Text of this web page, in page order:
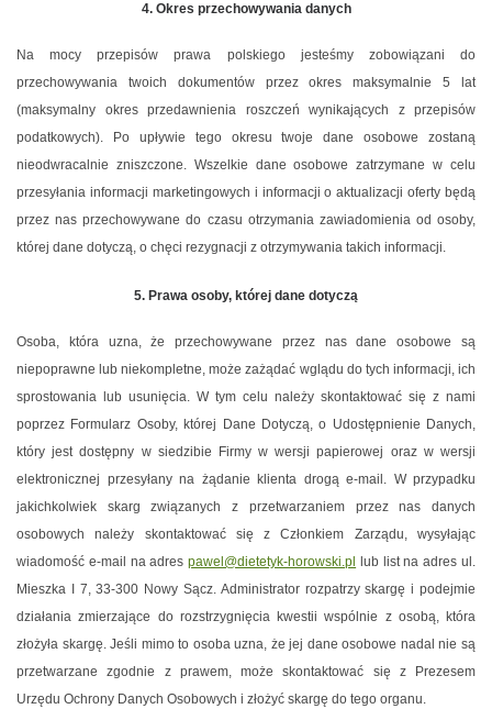
4. Okres przechowywania danych
Na mocy przepisów prawa polskiego jesteśmy zobowiązani do
przechowywania twoich dokumentów przez okres maksymalnie 5 lat
(maksymalny okres przedawnienia roszczeń wynikających z przepisów
podatkowych). Po upływie tego okresu twoje dane osobowe zostaną
nieodwracalnie zniszczone. Wszelkie dane osobowe zatrzymane w celu
przesyłania informacji marketingowych i informacji o aktualizacji oferty będą
przez nas przechowywane do czasu otrzymania zawiadomienia od osoby,
której dane dotyczą, o chęci rezygnacji z otrzymywania takich informacji.
5. Prawa osoby, której dane dotyczą
Osoba, która uzna, że przechowywane przez nas dane osobowe są
niepoprawne lub niekompletne, może zażądać wglądu do tych informacji, ich
sprostowania lub usunięcia. W tym celu należy skontaktować się z nami
poprzez Formularz Osoby, której Dane Dotyczą, o Udostępnienie Danych,
który jest dostępny w siedzibie Firmy w wersji papierowej oraz w wersji
elektronicznej przesyłany na żądanie klienta drogą e-mail. W przypadku
jakichkolwiek skarg związanych z przetwarzaniem przez nas danych
osobowych należy skontaktować się z Członkiem Zarządu, wysyłając
wiadomość e-mail na adrespawel@dietetyk-horowski.pl
lub list na adres ul.
Mieszka I 7, 33-300 Nowy Sącz. Administrator rozpatrzy skargę i podejmie
działania zmierzające do rozstrzygnięcia kwestii wspólnie z osobą, która
złożyła skargę. Jeśli mimo to osoba uzna, że jej dane osobowe nadal nie są
przetwarzane zgodnie z prawem, może skontaktować się z Prezesem
Urzędu Ochrony Danych Osobowych i złożyć skargę do tego organu.